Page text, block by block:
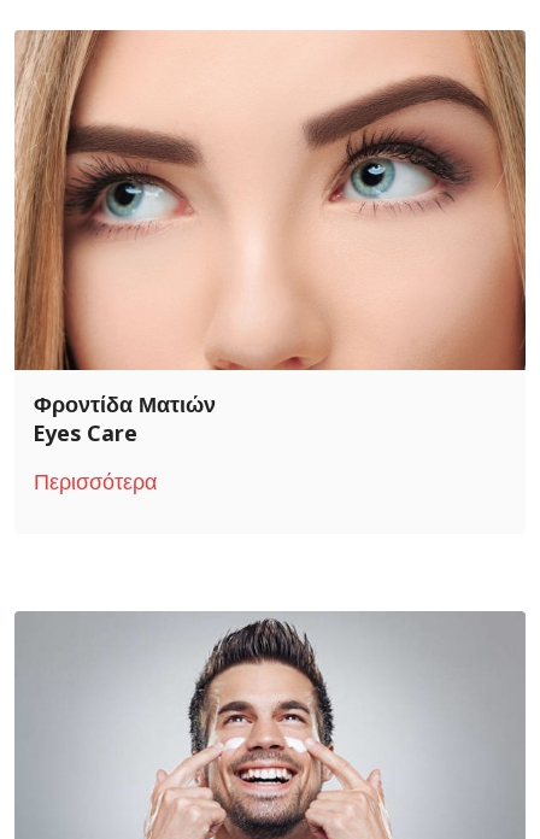
Φροντίδα Ματιών
Eyes Care
Περισσότερα